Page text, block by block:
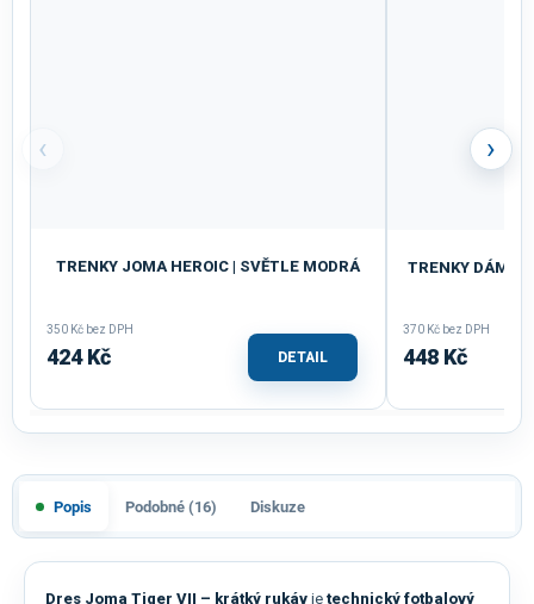
‹
TRENKY JOMA HEROIC | SVĚTLE MODRÁ
350 Kč bez DPH
424 Kč DETAIL
TRENKY
370 Kč bez DPH
448 Kč
›
Popis Podobné (16) Diskuze
Dres Joma Tiger VII – krátký rukáv je technický fotbalový